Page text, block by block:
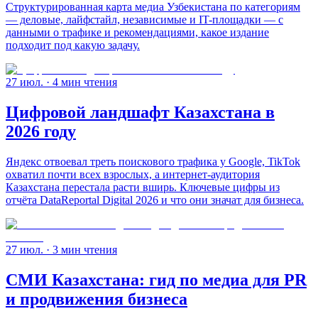
Структурированная карта медиа Узбекистана по категориям
— деловые, лайфстайл, независимые и IT-площадки — с
данными о трафике и рекомендациями, какое издание
подходит под какую задачу.
27 июл. · 4 мин чтения
Цифровой ландшафт Казахстана в
2026 году
Яндекс отвоевал треть поискового трафика у Google, TikTok
охватил почти всех взрослых, а интернет-аудитория
Казахстана перестала расти вширь. Ключевые цифры из
отчёта DataReportal Digital 2026 и что они значат для бизнеса.
27 июл. · 3 мин чтения
СМИ Казахстана: гид по медиа для PR
и продвижения бизнеса